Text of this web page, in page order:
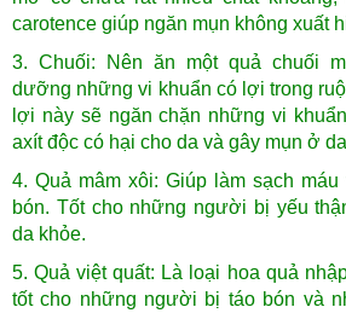
carotence giúp ngăn mụn không xuất
3. Chuối: Nên ăn một quả chuối
dưỡng những vi khuẩn có lợi trong
lợi này sẽ ngăn chặn những vi
axít độc có hại cho da và gây mụn ở
4. Quả mâm xôi: Giúp làm sạch
bón. Tốt cho những người bị yếu
da khỏe.
5. Quả việt quất: Là loại hoa quả
tốt cho những người bị táo bón và